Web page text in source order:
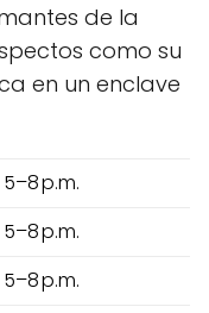
de la
como su
en un enclave
p.m.
p.m.
p.m.